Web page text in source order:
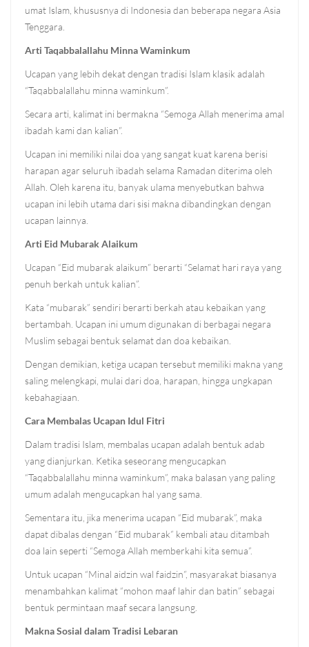
umat Islam, khususnya di Indonesia dan beberapa negara Asia
Tenggara.
Arti Taqabbalallahu Minna Waminkum
Ucapan yang lebih dekat dengan tradisi Islam klasik adalah
“Taqabbalallahu minna waminkum”.
Secara arti, kalimat ini bermakna “Semoga Allah menerima amal
ibadah kami dan kalian”.
Ucapan ini memiliki nilai doa yang sangat kuat karena berisi
harapan agar seluruh ibadah selama Ramadan diterima oleh
Allah. Oleh karena itu, banyak ulama menyebutkan bahwa
ucapan ini lebih utama dari sisi makna dibandingkan dengan
ucapan lainnya.
Arti Eid Mubarak Alaikum
Ucapan “Eid mubarak alaikum” berarti “Selamat hari raya yang
penuh berkah untuk kalian”.
Kata “mubarak” sendiri berarti berkah atau kebaikan yang
bertambah. Ucapan ini umum digunakan di berbagai negara
Muslim sebagai bentuk selamat dan doa kebaikan.
Dengan demikian, ketiga ucapan tersebut memiliki makna yang
saling melengkapi, mulai dari doa, harapan, hingga ungkapan
kebahagiaan.
Cara Membalas Ucapan Idul Fitri
Dalam tradisi Islam, membalas ucapan adalah bentuk adab
yang dianjurkan. Ketika seseorang mengucapkan
“Taqabbalallahu minna waminkum”, maka balasan yang paling
umum adalah mengucapkan hal yang sama.
Sementara itu, jika menerima ucapan “Eid mubarak”, maka
dapat dibalas dengan “Eid mubarak” kembali atau ditambah
doa lain seperti “Semoga Allah memberkahi kita semua”.
Untuk ucapan “Minal aidzin wal faidzin”, masyarakat biasanya
menambahkan kalimat “mohon maaf lahir dan batin” sebagai
bentuk permintaan maaf secara langsung.
Makna Sosial dalam Tradisi Lebaran